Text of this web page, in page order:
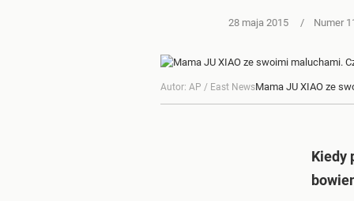
28 maja 2015 Numer
Mama JU XIAO ze
AP / East News
Kiedy